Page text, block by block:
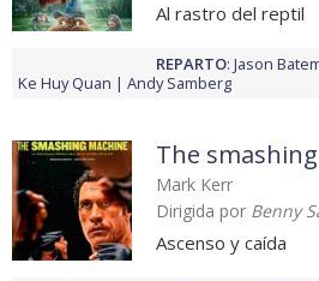
Al rastro del reptil
REPARTO: Jason
Ke Huy Quan
Andy Samberg
The
Mark Kerr
Dirigida por Benny
Ascenso y caída